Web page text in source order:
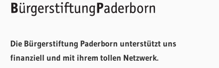
Die Bürgerstiftung Paderborn unterstützt uns
finanziell und mit ihrem tollen Netzwerk.